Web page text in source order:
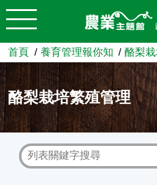
跳到主要內容
農業知識入口網
首頁 養育管理報你知 酪梨
酪梨栽培繁殖管理